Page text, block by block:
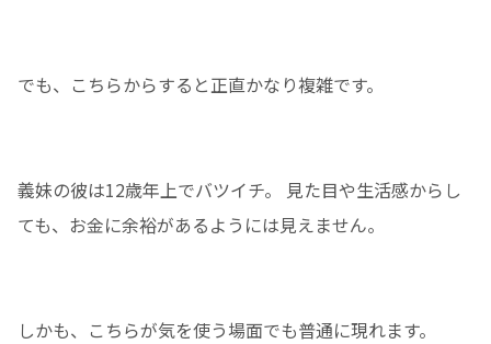
でも、こちらからすると正直かなり複雑です。
義妹の彼は12歳年上でバツイチ。 見た目や生活感からし
ても、お金に余裕があるようには見えません。
しかも、こちらが気を使う場面でも普通に現れます。